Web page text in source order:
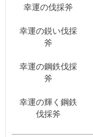
幸運の伐採斧
幸運の鋭い伐採
斧
幸運の鋼鉄伐採
斧
幸運の輝く鋼鉄
伐採斧